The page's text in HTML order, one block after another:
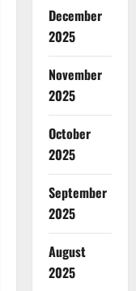
December
2025
November
2025
October
2025
September
2025
August
2025